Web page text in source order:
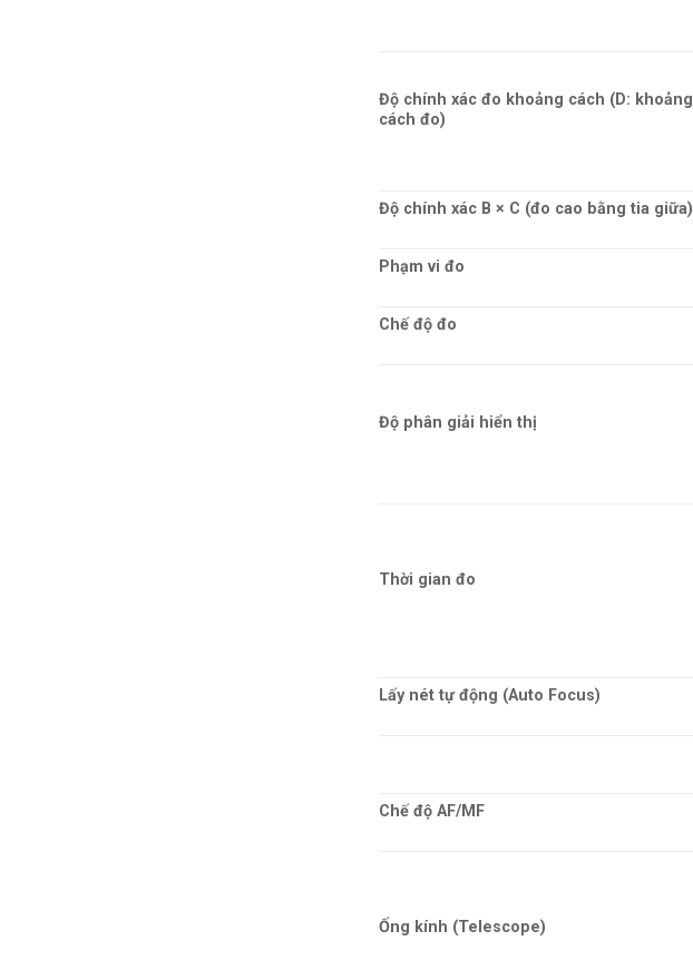
Độ chính xác đo khoảng cách (D: khoảng
cách đo)
Độ chính xác B × C (đo cao bằng tia giữa)
Phạm vi đo
Chế độ đo
Độ phân giải hiển thị
Thời gian đo
Lấy nét tự động (Auto Focus)
Chế độ AF/MF
Ống kính (Telescope)